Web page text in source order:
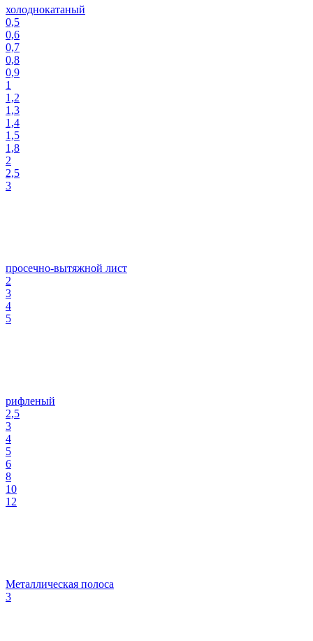
холоднокатаный
0,5
0,6
0,7
0,8
0,9
1
1,2
1,3
1,4
1,5
1,8
2
2,5
3
просечно-вытяжной лист
2
3
4
5
рифленый
2,5
3
4
5
6
8
10
12
Металлическая полоса
3